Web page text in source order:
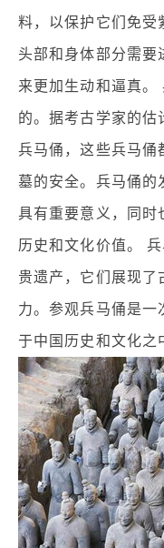
料，以保护它们免受
头部和身体部分需要
来更加生动和逼真。
的。据考古学家的
兵马俑，这些兵马俑
墓的安全。兵马俑的
具有重要意义，同时
历史和文化价值。
贵遗产，它们展现了
力。参观兵马俑是一
于中国历史和文化之